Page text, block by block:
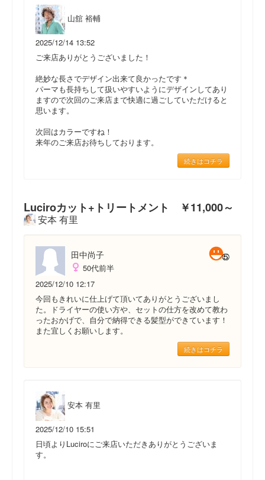
山舘 裕輔
2025/12/14 13:52
ご来店ありがとうございました！
絶妙な長さでデザイン出来て良かったです＊
パーマも長持ちして扱いやすいようにデザインしてあり
ますので次回のご来店まで快適に過ごしていただけると
思います。
次回はカラーですね！
来年のご来店お待ちしております。
続きはコチラ
Luciroカット+トリートメント ￥11,000～
安本 有里
田中尚子
50代前半
2025/12/10 12:17
今回もきれいに仕上げて頂いてありがとうございまし
た。ドライヤーの使い方や、セットの仕方を改めて教わ
ったおかげで、自分で納得できる髪型ができています！
また宜しくお願いします。
続きはコチラ
安本 有里
2025/12/10 15:51
日頃よりLuciroにご来店いただきありがとうございま
す。